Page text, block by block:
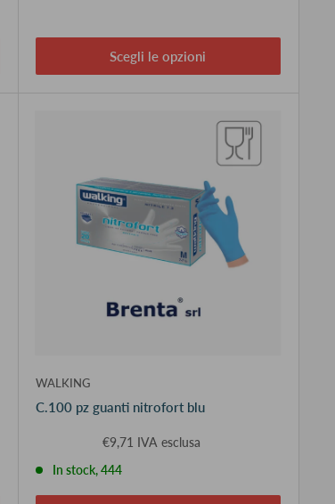
Scegli le opzioni
WALKING
C.100 pz guanti nitrofort blu
€9,71 IVA esclusa
In stock, 444